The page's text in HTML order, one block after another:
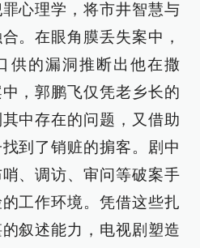
心理学，将市井智慧与
。在眼角膜丢失案中，
供的漏洞推断出他在撒
，郭鹏飞仅凭老乡长的
中存在的问题，又借助
到了销赃的掮客。剧中
、调访、审问等破案手
工作环境。凭借这些扎
叙述能力，电视剧塑造